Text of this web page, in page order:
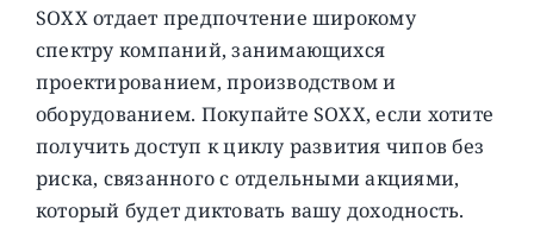
SOXX отдает предпочтение широкому
спектру компаний, занимающихся
проектированием, производством и
оборудованием. Покупайте SOXX, если хотите
получить доступ к циклу развития чипов без
риска, связанного с отдельными акциями,
который будет диктовать вашу доходность.